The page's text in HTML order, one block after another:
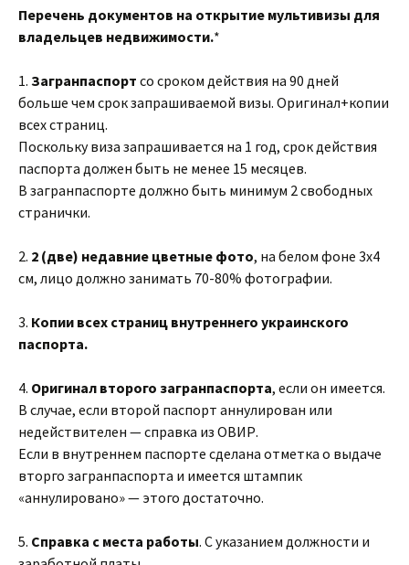
Перечень документов на открытие мультивизы для
владельцев недвижимости.*
1. Загранпаспорт со сроком действия на 90 дней
больше чем срок запрашиваемой визы. Оригинал+копии
всех страниц.
Поскольку виза запрашивается на 1 год, срок действия
паспорта должен быть не менее 15 месяцев.
В загранпаспорте должно быть минимум 2 свободных
странички.
2. 2 (две) недавние цветные фото, на белом фоне 3х4
см, лицо должно занимать 70-80% фотографии.
3. Копии всех страниц внутреннего украинского
паспорта.
4. Оригинал второго загранпаспорта, если он имеется.
В случае, если второй паспорт аннулирован или
недействителен — справка из ОВИР.
Если в внутреннем паспорте сделана отметка о выдаче
вторго загранпаспорта и имеется штампик
«аннулировано» — этого достаточно.
5. Справка с места работы. С указанием должности и